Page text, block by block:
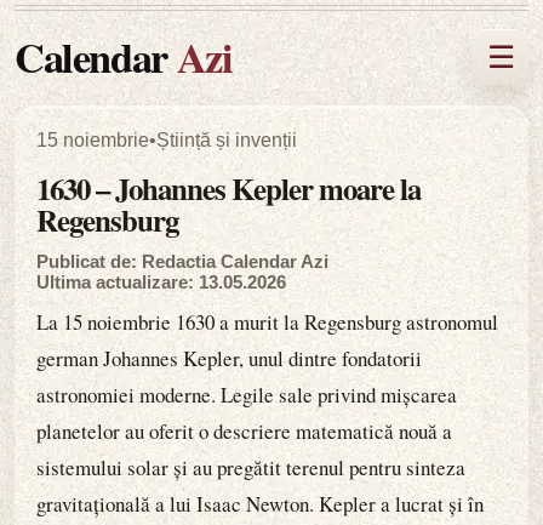
CalendarAzi ☰
15 noiembrie•Știință și invenții
1630 – Johannes Kepler moare la
Regensburg
Publicat de: Redactia Calendar Azi
Ultima actualizare: 13.05.2026
La 15 noiembrie 1630 a murit la Regensburg astronomul
german Johannes Kepler, unul dintre fondatorii
astronomiei moderne. Legile sale privind mișcarea
planetelor au oferit o descriere matematică nouă a
sistemului solar și au pregătit terenul pentru sinteza
gravitațională a lui Isaac Newton. Kepler a lucrat și în